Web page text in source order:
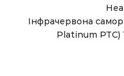
Інфрачервона
Platinum PTC)